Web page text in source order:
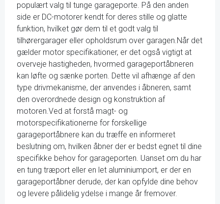
populært valg til tunge garageporte. På den anden
side er DC-motorer kendt for deres stille og glatte
funktion, hvilket gør dem til et godt valg til
tilhørergarager eller opholdsrum over garagen.Når det
gælder motor specifikationer, er det også vigtigt at
overveje hastigheden, hvormed garageportåbneren
kan løfte og sænke porten. Dette vil afhænge af den
type drivmekanisme, der anvendes i åbneren, samt
den overordnede design og konstruktion af
motoren.Ved at forstå magt- og
motorspecifikationerne for forskellige
garageportåbnere kan du træffe en informeret
beslutning om, hvilken åbner der er bedst egnet til dine
specifikke behov for garageporten. Uanset om du har
en tung træport eller en let aluminiumport, er der en
garageportåbner derude, der kan opfylde dine behov
og levere pålidelig ydelse i mange år fremover.